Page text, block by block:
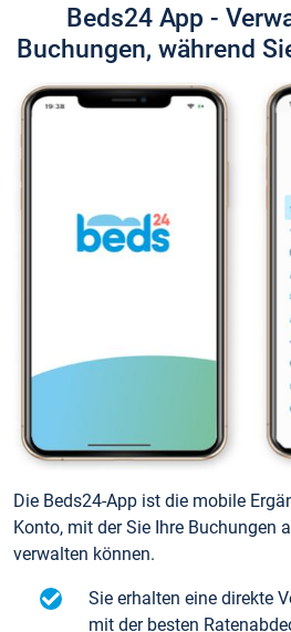
Beds24 App -
Buchungen, während
Die Beds24-App ist die mobile
Konto, mit der Sie Ihre Buchungen
verwalten können.
Sie erhalten eine direkte
mit der besten